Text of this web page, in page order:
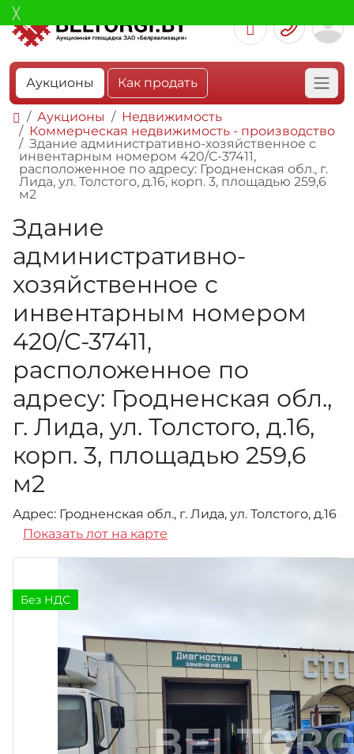
Аукционы Как продать
Аукционы
Недвижимость
Коммерческая недвижимость - производство
Здание административно-хозяйственное с
инвентарным номером 420/С-37411,
расположенное по адресу: Гродненская обл., г.
Лида, ул. Толстого, д.16, корп. 3, площадью 259,6
м2
Здание
административно-
хозяйственное с
инвентарным номером
420/С-37411,
расположенное по
адресу: Гродненская обл.,
г. Лида, ул. Толстого, д.16,
корп. 3, площадью 259,6
м2
Адрес: Гродненская обл., г. Лида, ул. Толстого, д.16
Показать лот на карте
Без НДС